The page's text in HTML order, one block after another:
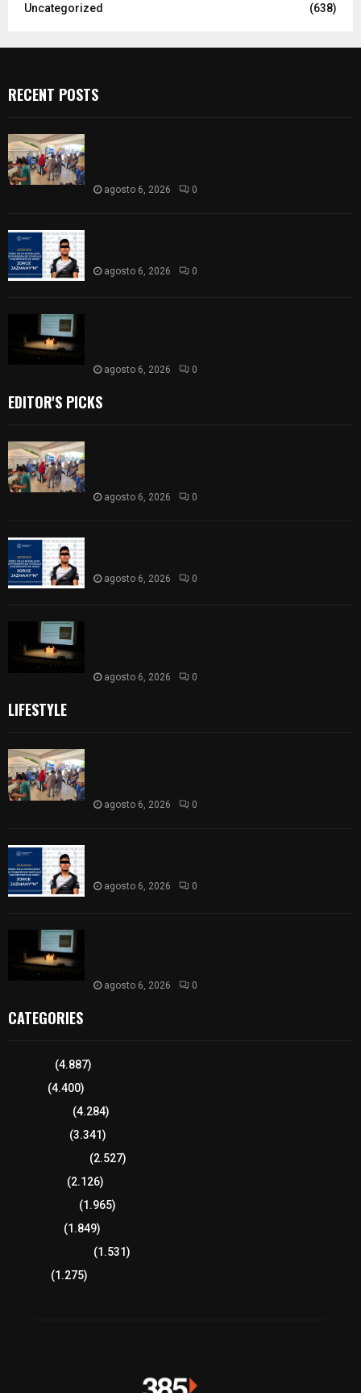
Uncategorized
(638)
RECENT POSTS
agosto 6, 2026 0
agosto 6, 2026 0
agosto 6, 2026 0
EDITOR'S PICKS
agosto 6, 2026 0
agosto 6, 2026 0
agosto 6, 2026 0
LIFESTYLE
agosto 6, 2026 0
agosto 6, 2026 0
agosto 6, 2026 0
CATEGORIES
(4.887)
(4.400)
(4.284)
(3.341)
(2.527)
(2.126)
(1.965)
(1.849)
(1.531)
(1.275)